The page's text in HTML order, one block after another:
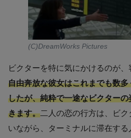
(C)DreamWorks Pictures
ビクターを特に気にかけるのが、
自由奔放な彼女はこれまでも数
したが、純粋で一途なビクター
きます。二人の恋の行方は、ビ
いながら、ターミナルに滞在する